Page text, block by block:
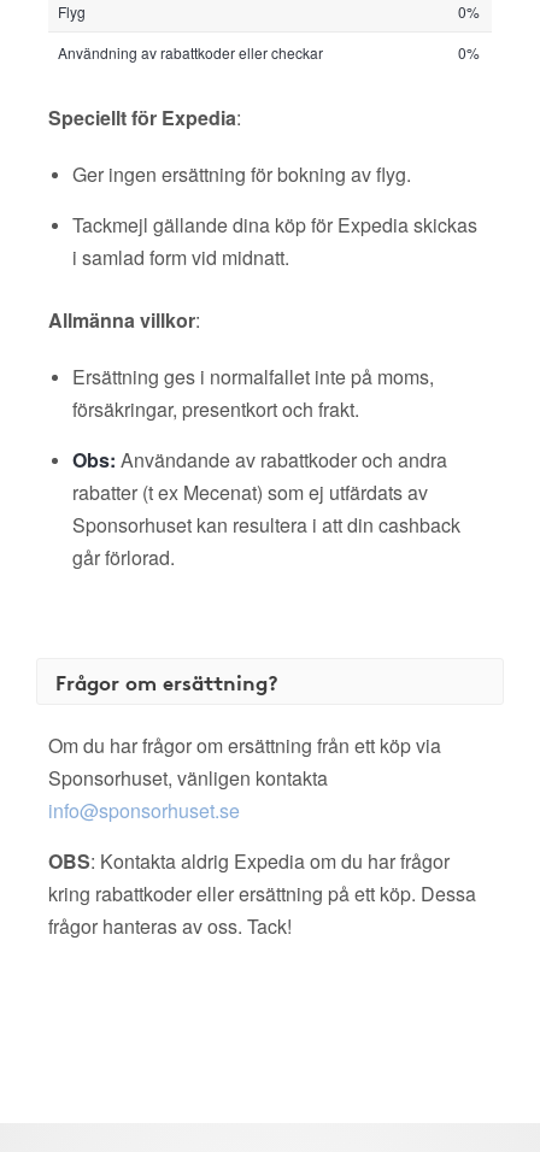
Flyg
0%
Användning av rabattkoder eller checkar
0%
Speciellt för Expedia:
Ger ingen ersättning för bokning av flyg.
Tackmejl gällande dina köp för Expedia skickas
i samlad form vid midnatt.
Allmänna villkor:
Ersättning ges i normalfallet inte på moms,
försäkringar, presentkort och frakt.
Obs: Användande av rabattkoder och andra
rabatter (t ex Mecenat) som ej utfärdats av
Sponsorhuset kan resultera i att din cashback
går förlorad.
Frågor om ersättning?
Om du har frågor om ersättning från ett köp via
Sponsorhuset, vänligen kontakta
info@sponsorhuset.se
OBS: Kontakta aldrig Expedia om du har frågor
kring rabattkoder eller ersättning på ett köp. Dessa
frågor hanteras av oss. Tack!